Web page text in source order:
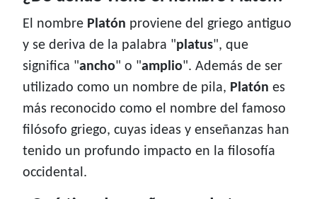
El nombre Platón proviene del griego antiguo
y se deriva de la palabra "platus", que
significa "ancho" o "amplio". Además de ser
utilizado como un nombre de pila, Platón es
más reconocido como el nombre del famoso
filósofo griego, cuyas ideas y enseñanzas han
tenido un profundo impacto en la filosofía
occidental.